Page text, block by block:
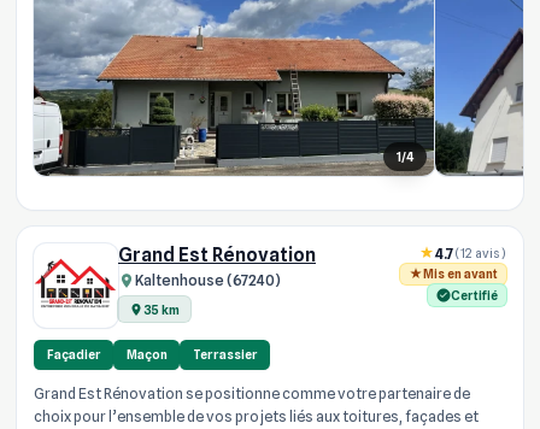
1/4
Grand Est Rénovation
Kaltenhouse (67240)
35 km
4.7(12 avis)
Mis en avant
Certifié
Façadier Maçon Terrassier
Grand Est Rénovation se positionne comme votre partenaire de
choix pour l’ensemble de vos projets liés aux toitures, façades et